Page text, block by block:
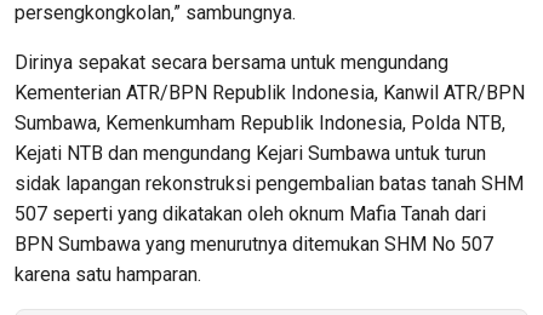
persengkongkolan,” sambungnya.
Dirinya sepakat secara bersama untuk mengundang
Kementerian ATR/BPN Republik Indonesia, Kanwil ATR/BPN
Sumbawa, Kemenkumham Republik Indonesia, Polda NTB,
Kejati NTB dan mengundang Kejari Sumbawa untuk turun
sidak lapangan rekonstruksi pengembalian batas tanah SHM
507 seperti yang dikatakan oleh oknum Mafia Tanah dari
BPN Sumbawa yang menurutnya ditemukan SHM No 507
karena satu hamparan.